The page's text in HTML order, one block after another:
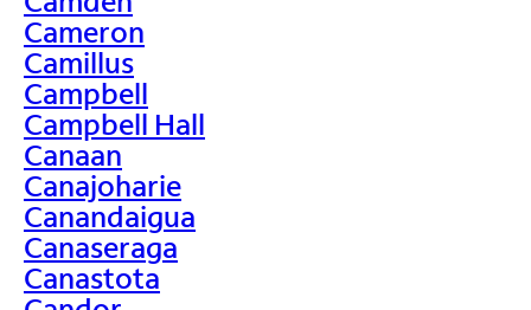
Cameron
Camillus
Campbell
Campbell Hall
Canaan
Canajoharie
Canandaigua
Canaseraga
Canastota